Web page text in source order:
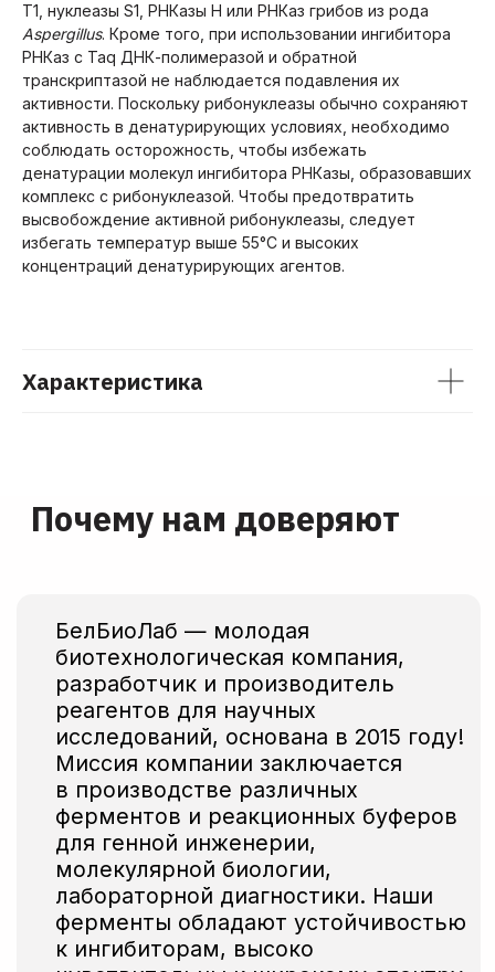
T1, нуклеазы S1, РНКазы H или РНКаз грибов из рода
Aspergillus. Кроме того, при использовании ингибитора
РНКаз с Taq ДНК-полимеразой и обратной
транскриптазой не наблюдается подавления их
активности. Поскольку рибонуклеазы обычно сохраняют
активность в денатурирующих условиях, необходимо
соблюдать осторожность, чтобы избежать
денатурации молекул ингибитора РНКазы, образовавших
комплекс с рибонуклеазой. Чтобы предотвратить
высвобождение активной рибонуклеазы, следует
избегать температур выше 55°C и высоких
концентраций денатурирующих агентов.
Характеристика
Заказать образцы
БелБиоЛаб — молодая
биотехнологическая компания,
разработчик и производитель
реагентов для научных
исследований, основана в 2015 году!
Миссия компании заключается
в производстве различных
ферментов и реакционных буферов
для генной инженерии,
молекулярной биологии,
лабораторной диагностики. Наши
ферменты обладают устойчивостью
к ингибиторам, высоко
чувствительны к широкому спектру
мастермиксы и дополнительные
реактивы, предназначенные для
оборудование и расходные
материалы от известных мировых
исследовательских институтов,
специализированных лабораторий.
Вы можете протестировать нашу
продукцию и заказать тестовые образцы
прямо сейчас!
Если вам необходимо получить полную
информацию о ценах на продукцию,
то вы можете сделать это, нажав на кнопку
Смотреть прайс